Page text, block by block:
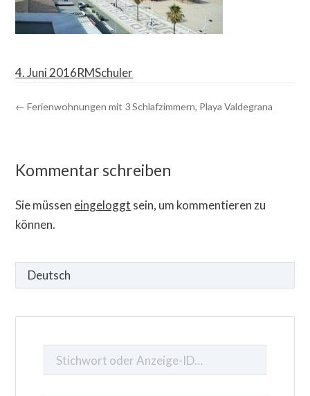
4. Juni 2016RMSchuler
← Ferienwohnungen mit 3 Schlafzimmern, Playa Valdegrana
Kommentar schreiben
Sie müssen eingeloggt sein, um kommentieren zu
können.
Sprache
auswählen